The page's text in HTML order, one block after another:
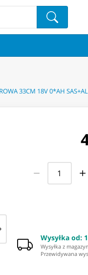
33CM 18V 0*AH
Wysyłka od:
Wysyłka z
Przewidywana